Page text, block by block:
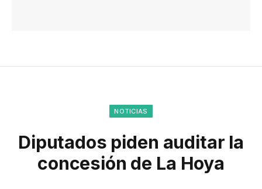
NOTICIAS
Diputados piden auditar la
concesión de La Hoya